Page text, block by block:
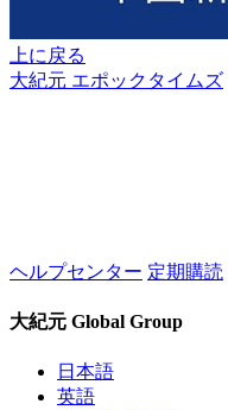
上に戻る
大紀元 エポックタイムズ
ヘルプセンター 定期購読
大紀元 Global Group
日本語
英語